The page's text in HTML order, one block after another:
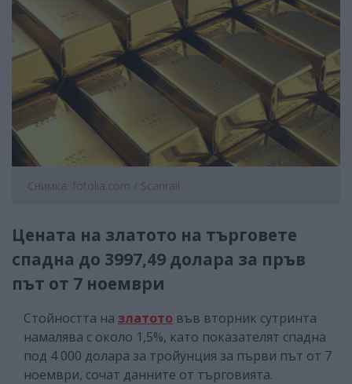
Снимка: fotolia.com / Scanrail
Цената на златото на търговете
спадна до 3997,49 долара за пръв
път от 7 ноември
Стойността на златото във вторник сутринта
намалява с около 1,5%, като показателят спадна
под 4 000 долара за тройунция за първи път от 7
ноември, сочат данните от търговията.